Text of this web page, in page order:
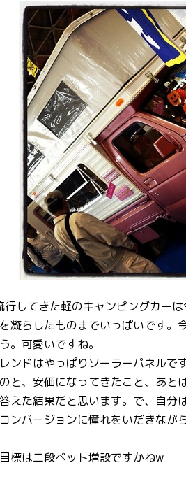
してきた軽のキャンピングカー
凝らしたものまでいっぱいです。
。可愛いですね。
ンドはやっぱりソーラーパネルで
と、安価になってきたこと、あと
えた結果だと思います。で、自分
ンバージョンに憧れをいだきなが
標は二段ベット増設ですかねw